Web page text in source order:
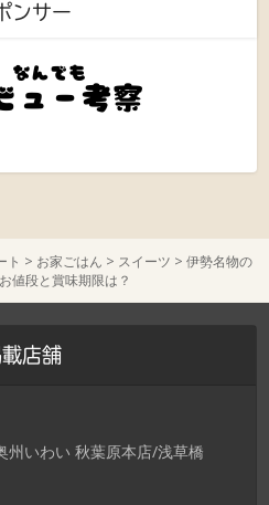
ンサー
ト > お家ごはん > スイーツ >伊勢名物の
値段と賞味期限は？
店舗
州いわい 秋葉原本店/浅草橋